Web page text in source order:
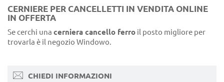
CERNIERE PER CANCELLETTI IN VENDITA ONLINE
IN OFFERTA
Se cerchi una cerniera cancello ferro il posto migliore per
trovarla è il negozio Windowo.
CHIEDI INFORMAZIONI